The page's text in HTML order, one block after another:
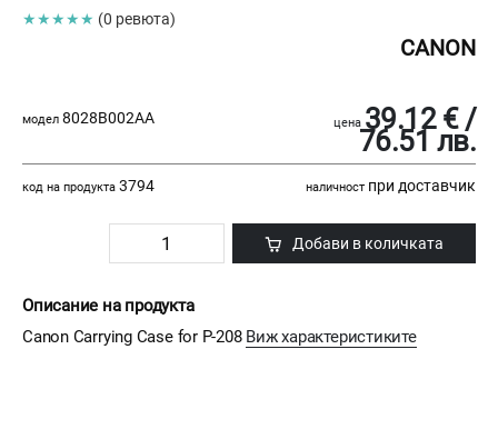
★★★★★ (0 ревюта)
CANON
модел 8028B002AA цена 39.12 € /
76.51 лв.
код на продукта 3794 наличност при доставчик
Добави в количката
Описание на продукта
Canon Carrying Case for P-208 Виж характеристиките